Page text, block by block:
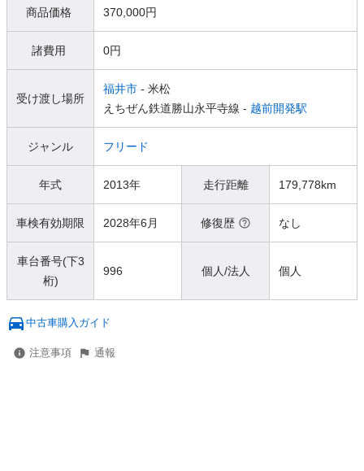
商品価格 370,000円
諸費用 0円
受け渡し場所
福井市 - 米松
えちぜん鉄道勝山永平寺線 - 越前開発駅
ジャンル フリード
年式 2013年 走行距離 179,778km
車検有効期限 2028年6月 修復歴 なし
車台番号(下3
桁)
996 個人/法人 個人
中古車購入ガイド
注意事項 通報